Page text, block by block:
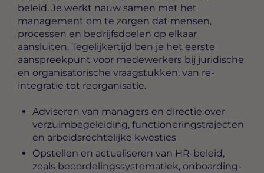
beleid. Je werkt nauw samen met het
management om te zorgen dat mensen,
processen en bedrijfsdoelen op elkaar
aansluiten. Tegelijkertijd ben je het eerste
aanspreekpunt voor medewerkers bij juridische
en organisatorische vraagstukken, van re-
integratie tot reorganisatie.
Adviseren van managers en directie over
verzuimbegeleiding, functioneringstrajecten
en arbeidsrechtelijke kwesties
Opstellen en actualiseren van HR-beleid,
zoals beoordelingssystematiek, onboarding-